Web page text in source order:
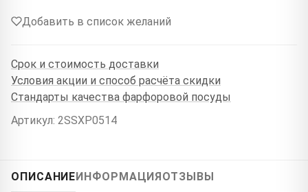
Добавить в список желаний
Срок и стоимость доставки
Условия акции и способ расчёта скидки
Стандарты качества фарфоровой посуды
Артикул: 2SSXP0514
ОПИСАНИЕИНФОРМАЦИЯОТЗЫВЫ